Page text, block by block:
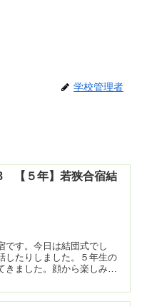
学校管理者
【５年】若狭合宿結
です。今日は結団式でし
したりしました。５年生の
きました。顔から楽しみが